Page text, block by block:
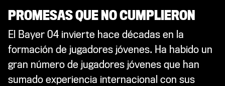
PROMESAS QUE NO CUMPLIERON
El Bayer 04 invierte hace décadas en la
formación de jugadores jóvenes. Ha habido un
gran número de jugadores jóvenes que han
sumado experiencia internacional con sus